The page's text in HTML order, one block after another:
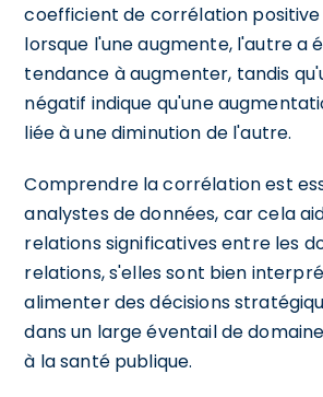
coefficient de corrélation positive
lorsque l'une augmente, l'autre a
tendance à augmenter, tandis
négatif indique qu'une
liée à une diminution de l'autre.
Comprendre la corrélation est
analystes de données, car cela
relations significatives entre les
relations, s'elles sont bien
alimenter des décisions
dans un large éventail de
à la santé publique.